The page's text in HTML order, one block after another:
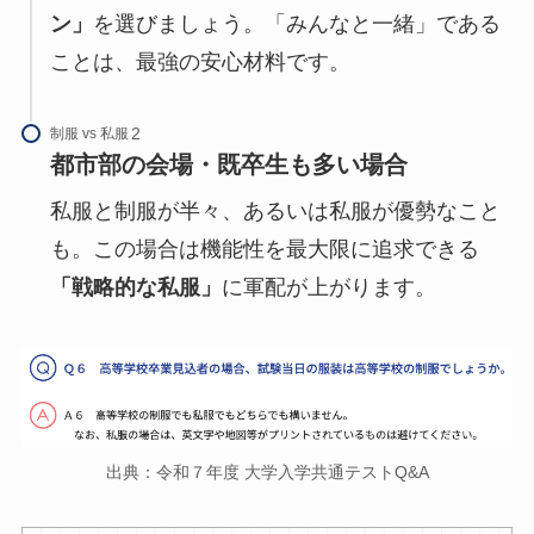
ン」 を選びましょう。「みんなと一緒」である
ことは、最強の安心材料です。
制服 vs 私服
都市部の会場・既卒生も多い場合
私服と制服が半々、あるいは私服が優勢なこと
も。この場合は機能性を最大限に追求できる
「戦略的な私服」 に軍配が上がります。
出典：令和７年度 大学入学共通テストQ&A